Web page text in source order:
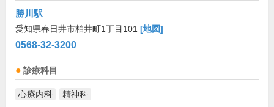
勝川駅
愛知県春日井市柏井町1丁目101 [地図]
0568-32-3200
診療科目
心療内科 精神科